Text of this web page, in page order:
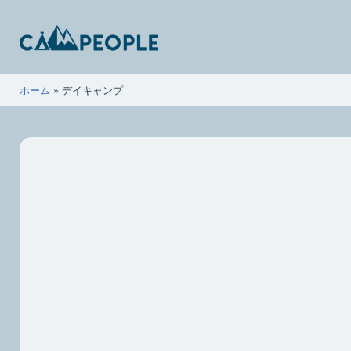
ン
キ
ャ
ピ
ホーム » デイキャンプ